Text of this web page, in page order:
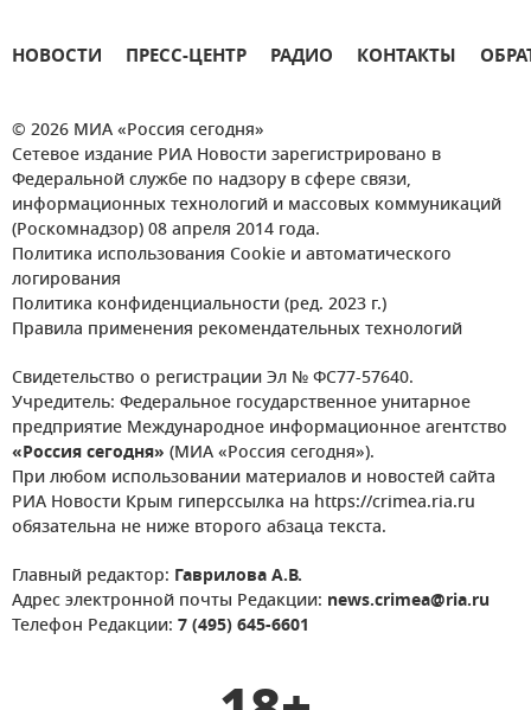
НОВОСТИ ПРЕСС-ЦЕНТР РАДИО КОНТАКТЫ
© 2026 МИА «Россия сегодня»
Сетевое издание РИА Новости зарегистрировано в
Федеральной службе по надзору в сфере связи,
информационных технологий и массовых коммуникаций
(Роскомнадзор) 08 апреля 2014 года.
Политика использования Cookie и автоматического
логирования
Политика конфиденциальности (ред. 2023 г.)
Правила применения рекомендательных технологий
Свидетельство о регистрации Эл № ФС77-57640.
Учредитель: Федеральное государственное унитарное
предприятие Международное информационное агентство
«Россия сегодня» (МИА «Россия сегодня»).
При любом использовании материалов и новостей сайта
РИА Новости Крым гиперссылка на https://crimea.ria.ru
обязательна не ниже второго абзаца текста.
Главный редактор: Гаврилова А.В.
Адрес электронной почты Редакции: news.crimea@ria.ru
Телефон Редакции: 7 (495) 645-6601